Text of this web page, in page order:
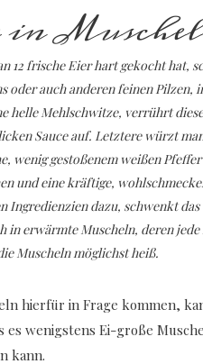
12 frische Eier hart gekocht hat,
oder auch anderen feinen
helle Mehlschwitze, verrührt
Sauce auf. Letztere würzt
wenig gestoßenem weißen
und eine kräftige,
Ingredienzien dazu, schwenkt
in erwärmte Muscheln, deren
Muscheln möglichst heiß.
hierfür in Frage kommen,
es wenigstens Ei-große
kann.